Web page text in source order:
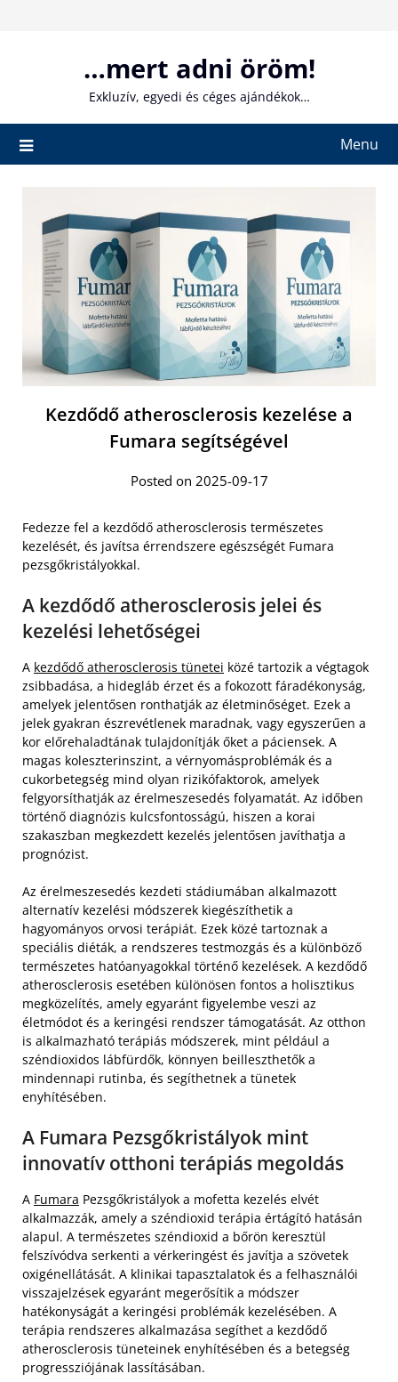
…mert adni öröm!
Exkluzív, egyedi és céges ajándékok…
Menu
Kezdődő atherosclerosis kezelése a
Fumara segítségével
Posted on 2025-09-17
Fedezze fel a kezdődő atherosclerosis természetes
kezelését, és javítsa érrendszere egészségét Fumara
pezsgőkristályokkal.
A kezdődő atherosclerosis jelei és
kezelési lehetőségei
A kezdődő atherosclerosis tünetei közé tartozik a végtagok
zsibbadása, a hidegláb érzet és a fokozott fáradékonyság,
amelyek jelentősen ronthatják az életminőséget. Ezek a
jelek gyakran észrevétlenek maradnak, vagy egyszerűen a
kor előrehaladtának tulajdonítják őket a páciensek. A
magas koleszterinszint, a vérnyomásproblémák és a
cukorbetegség mind olyan rizikófaktorok, amelyek
felgyorsíthatják az érelmeszesedés folyamatát. Az időben
történő diagnózis kulcsfontosságú, hiszen a korai
szakaszban megkezdett kezelés jelentősen javíthatja a
prognózist.
Az érelmeszesedés kezdeti stádiumában alkalmazott
alternatív kezelési módszerek kiegészíthetik a
hagyományos orvosi terápiát. Ezek közé tartoznak a
speciális diéták, a rendszeres testmozgás és a különböző
természetes hatóanyagokkal történő kezelések. A kezdődő
atherosclerosis esetében különösen fontos a holisztikus
megközelítés, amely egyaránt figyelembe veszi az
életmódot és a keringési rendszer támogatását. Az otthon
is alkalmazható terápiás módszerek, mint például a
széndioxidos lábfürdők, könnyen beilleszthetők a
mindennapi rutinba, és segíthetnek a tünetek
enyhítésében.
A Fumara Pezsgőkristályok mint
innovatív otthoni terápiás megoldás
A Fumara Pezsgőkristályok a mofetta kezelés elvét
alkalmazzák, amely a széndioxid terápia értágító hatásán
alapul. A természetes széndioxid a bőrön keresztül
felszívódva serkenti a vérkeringést és javítja a szövetek
oxigénellátását. A klinikai tapasztalatok és a felhasználói
visszajelzések egyaránt megerősítik a módszer
hatékonyságát a keringési problémák kezelésében. A
terápia rendszeres alkalmazása segíthet a kezdődő
atherosclerosis tüneteinek enyhítésében és a betegség
progressziójának lassításában.